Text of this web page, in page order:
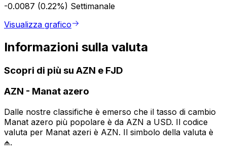
-0.0087 (0.22%) Settimanale
Visualizza grafico
Informazioni sulla valuta
Scopri di più su AZN e FJD
AZN - Manat azero
Dalle nostre classifiche è emerso che il tasso di cambio
Manat azero più popolare è da AZN a USD. Il codice
valuta per Manat azeri è AZN. Il simbolo della valuta è
₼.